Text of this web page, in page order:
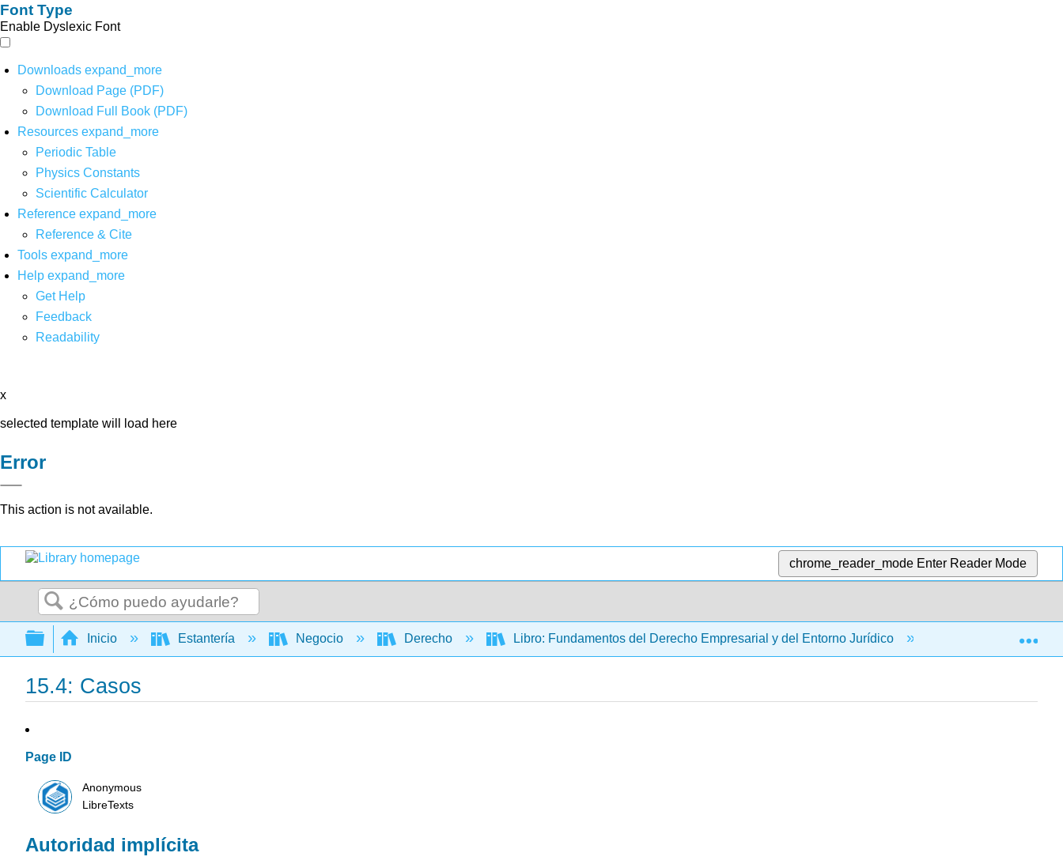
Font Type
Enable Dyslexic Font
Downloads expand_more
Download Page (PDF)
Download Full Book (PDF)
Resources expand_more
Periodic Table
Physics Constants
Scientific Calculator
Reference expand_more
Reference & Cite
Tools expand_more
Help expand_more
Get Help
Feedback
Readability
x
selected template will load here
Error
This action is not available.
chrome_reader_mode Enter Reader Mode
Buscar
Expandir/contraer jerarquía global
Inicio Estantería Negocio Derecho Libro: Fundamentos del Derecho Empresarial y del Entorno Jurídico 15:
15.4: Casos
Page ID
Anonymous
LibreTexts
Autoridad implícita